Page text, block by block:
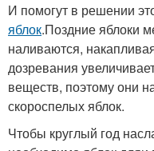
И помогут в решении
яблок.Поздние яблоки
наливаются,
дозревания
веществ, поэтому они
скороспелых яблок.
Чтобы круглый год